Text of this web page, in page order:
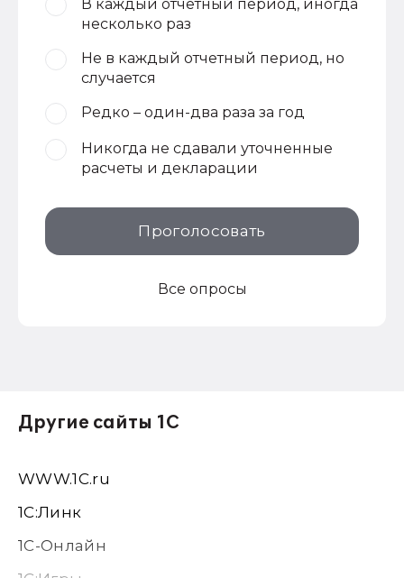
В каждый отчетный период, иногда
несколько раз
Не в каждый отчетный период, но
случается
Редко – один-два раза за год
Никогда не сдавали уточненные
расчеты и декларации
Проголосовать
Все опросы
Другие сайты 1С
WWW.1С.ru
1С:Линк
1С-Онлайн